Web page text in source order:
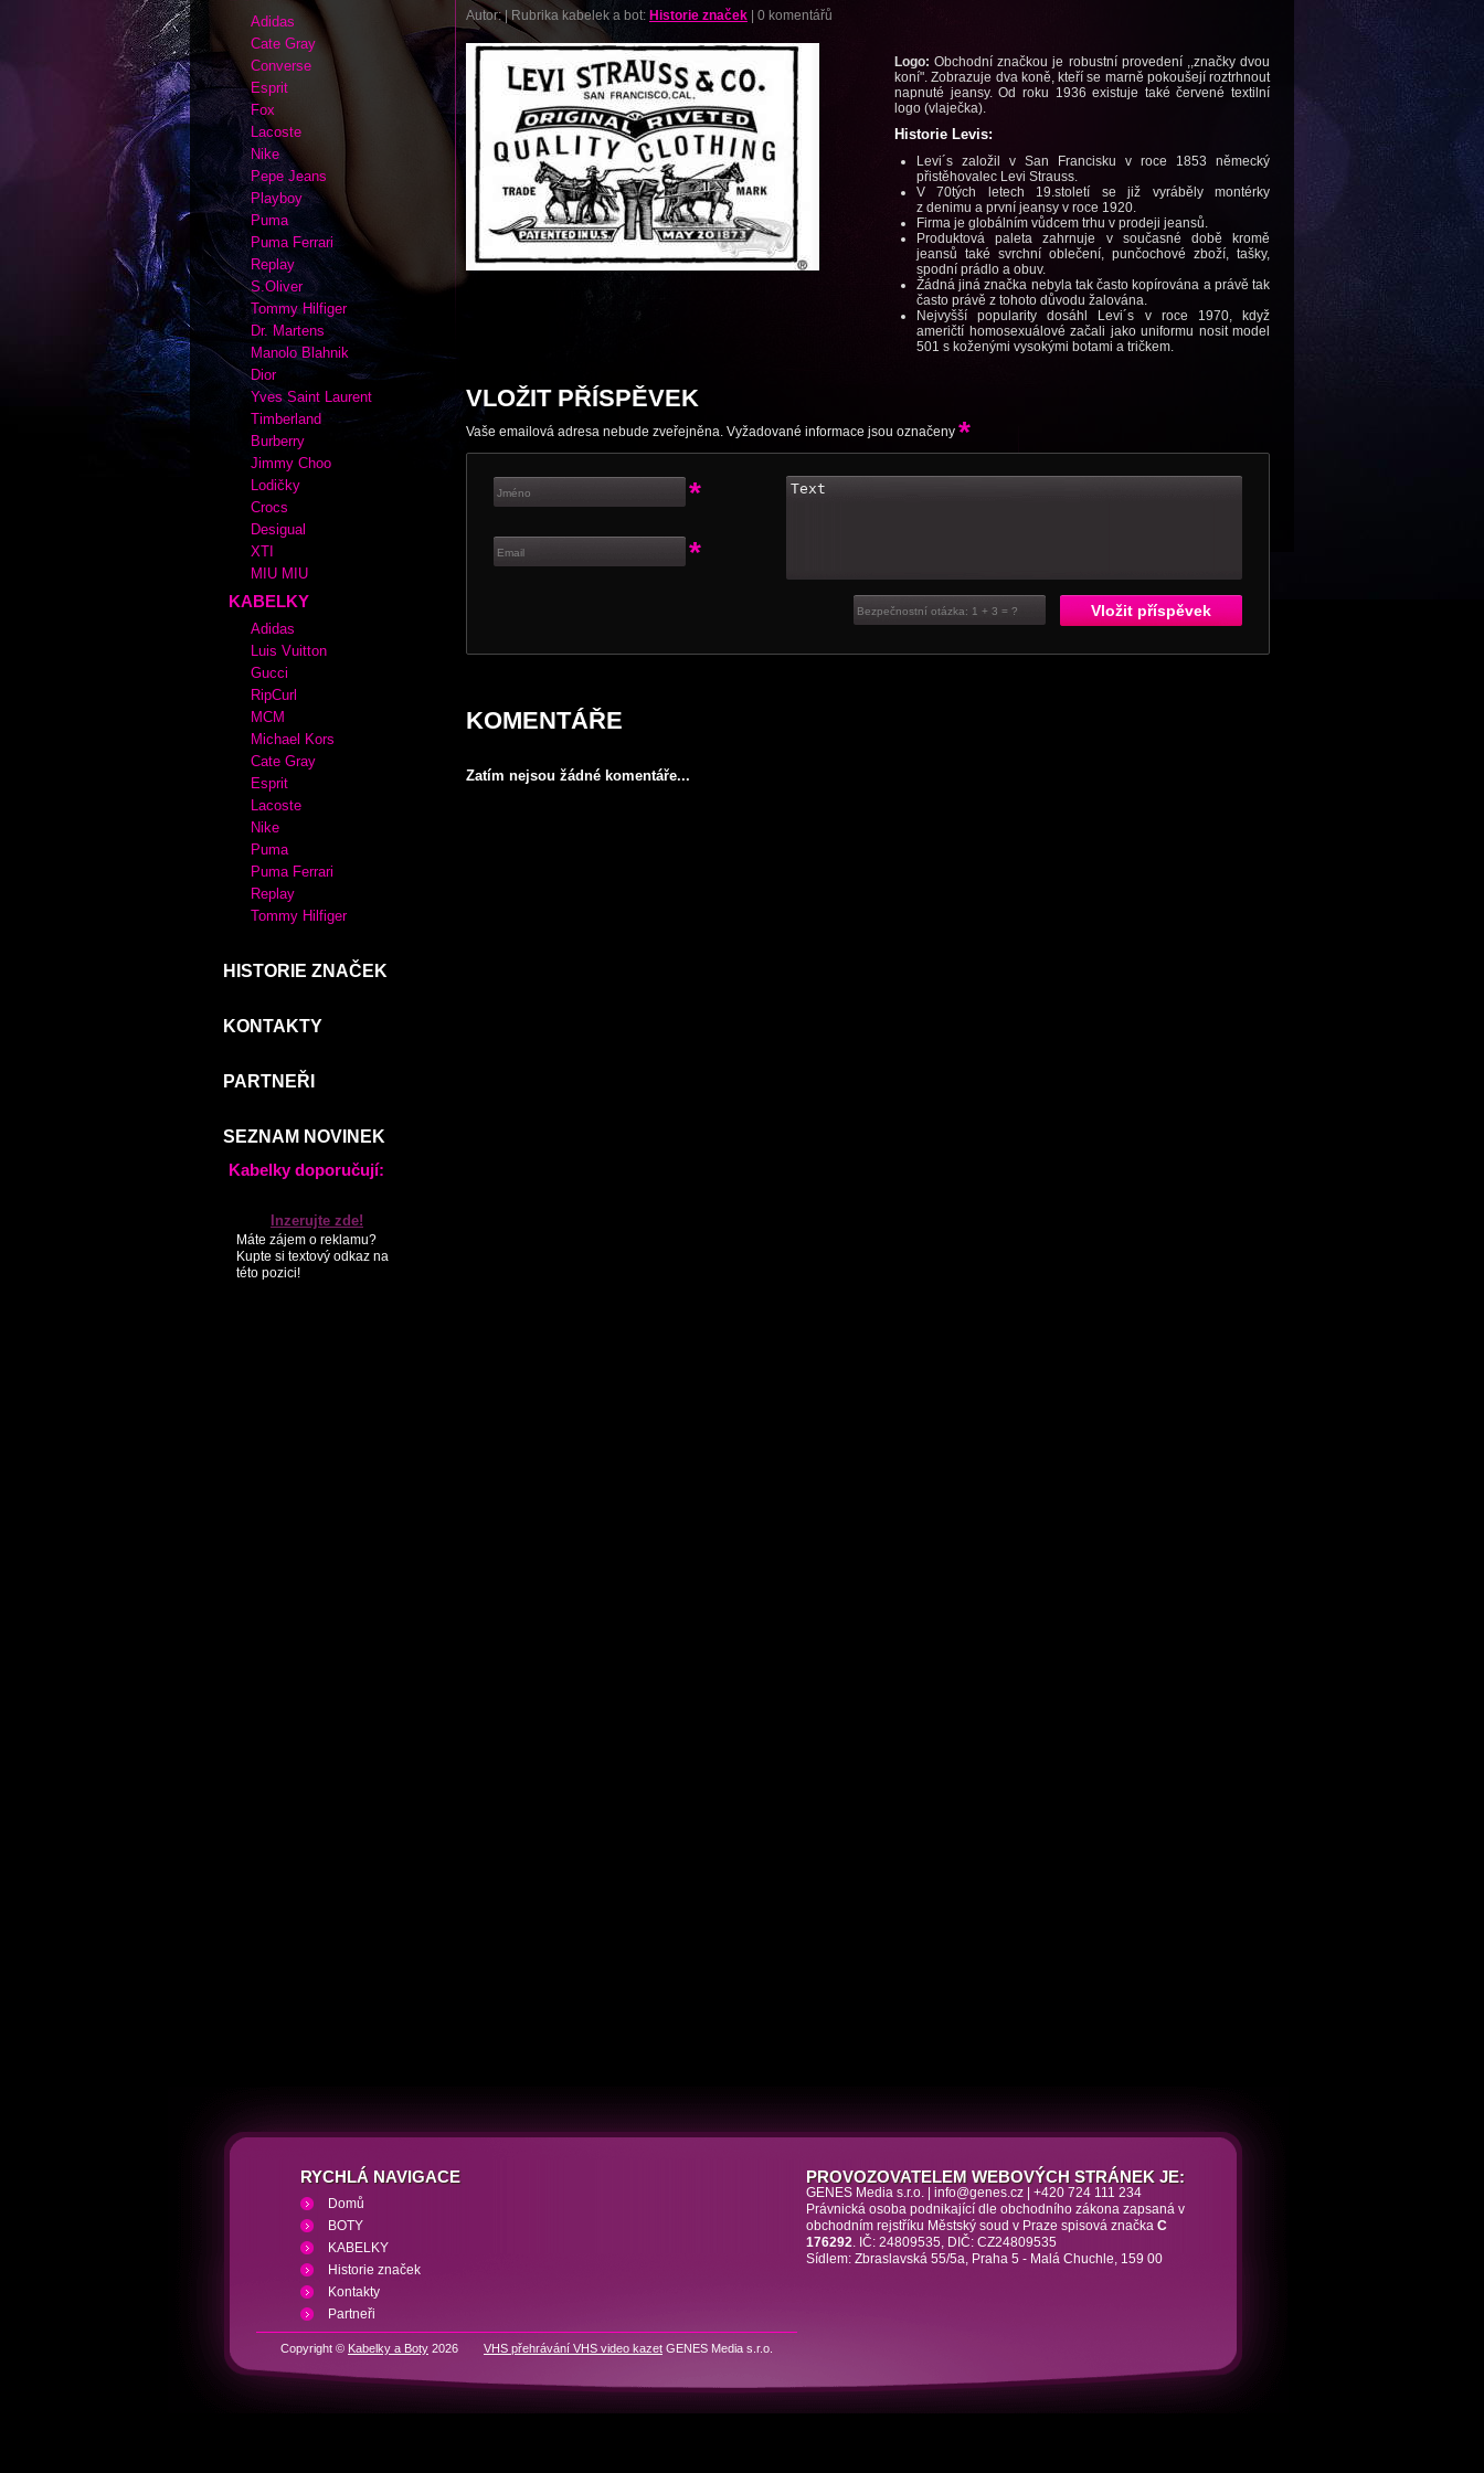
Autor:| Rubrika kabelek a bot: Historie značek 0 komentářů
Logo:Obchodní značkou je robustní provedení ,,značky dvou
koní". Zobrazuje dva koně, kteří se marně pokoušejí roztrhnout
napnuté jeansy. Od roku 1936 existuje také červené textilní
logo (vlaječka).
Historie Levis:
Levi´s založil v San Francisku v roce 1853 německý
přistěhovalec Levi Strauss.
V 70tých letech 19.století se již vyráběly montérky
z denimu a první jeansy v roce 1920.
Firma je globálním vůdcem trhu v prodeji jeansů.
Produktová paleta zahrnuje v současné době kromě
jeansů také svrchní oblečení, punčochové zboží, tašky,
spodní prádlo a obuv.
Žádná jiná značka nebyla tak často kopírována a právě tak
často právě z tohoto důvodu žalována.
Nejvyšší popularity dosáhl Levi´s v roce 1970, když
američtí homosexuálové začali jako uniformu nosit model
501 s koženými vysokými botami a tričkem.
VLOŽIT PŘÍSPĚVEK
Vaše emailová adresa nebude zveřejněna. Vyžadované informace jsou označeny *
*
*
KOMENTÁŘE
Zatím nejsou žádné komentáře...
Adidas
Cate Gray
Converse
Esprit
Fox
Lacoste
Nike
Pepe Jeans
Playboy
Puma
Puma Ferrari
Replay
S.Oliver
Tommy Hilfiger
Dr. Martens
Manolo Blahnik
Dior
Yves Saint Laurent
Timberland
Burberry
Jimmy Choo
Lodičky
Crocs
Desigual
XTI
MIU MIU
KABELKY
Adidas
Luis Vuitton
Gucci
RipCurl
MCM
Michael Kors
Cate Gray
Esprit
Lacoste
Nike
Puma
Puma Ferrari
Replay
Tommy Hilfiger
HISTORIE ZNAČEK
KONTAKTY
PARTNEŘI
SEZNAM NOVINEK
Kabelky doporučují:
Inzerujte zde!
Máte zájem o reklamu?
Kupte si textový odkaz na
této pozici!
RYCHLÁ NAVIGACE
Domů
BOTY
KABELKY
Historie značek
Kontakty
Partneři
PROVOZOVATELEM WEBOVÝCH STRÁNEK JE:
GENES Media s.r.o. | info@genes.cz | +420 724 111 234
Právnická osoba podnikající dle obchodního zákona zapsaná v
obchodním rejstříku Městský soud v Praze spisová značka C
176292. IČ: 24809535, DIČ: CZ24809535
Sídlem: Zbraslavská 55/5a, Praha 5 - Malá Chuchle, 159 00
Copyright © Kabelky a Boty 2026 VHS přehrávání VHS video kazet GENES Media s.r.o.